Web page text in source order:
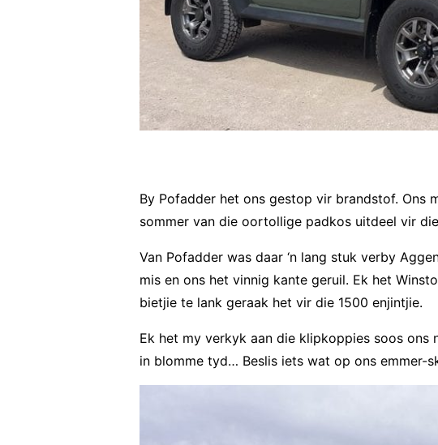
By Pofadder het ons gestop vir brandstof. Ons
sommer van die oortollige padkos uitdeel vir
Van Pofadder was daar ‘n lang stuk verby
mis en ons het vinnig kante geruil. Ek het
bietjie te lank geraak het vir die 1500 enjintjie.
Ek het my verkyk aan die klipkoppies soos
in blomme tyd… Beslis iets wat op ons emmer-